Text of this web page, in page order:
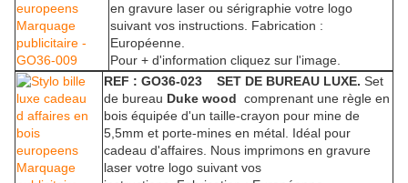
en gravure laser ou sérigraphie votre logo
suivant vos instructions. Fabrication :
Européenne.
Pour + d'information cliquez sur l'image.
REF : GO36-023 SET DE BUREAU LUXE. Set
de bureau Duke wood comprenant une règle en
bois équipée d'un taille-crayon pour mine de
5,5mm et porte-mines en métal. Idéal pour
cadeau d'affaires. Nous imprimons en gravure
laser votre logo suivant vos